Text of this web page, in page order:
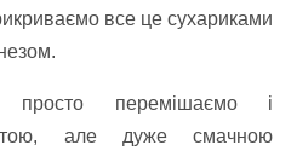
все це сухариками
перемішаємо і
але дуже смачною